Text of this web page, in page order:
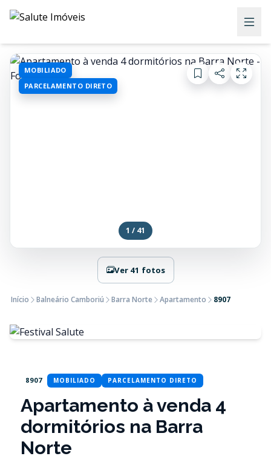
MOBILIADO
PARCELAMENTO DIRETO
1 / 41
Ver 41 fotos
Início Balneário Camboriú Barra Norte Apartamento 8907
8907 MOBILIADO PARCELAMENTO DIRETO
Apartamento à venda 4
dormitórios na Barra
Norte